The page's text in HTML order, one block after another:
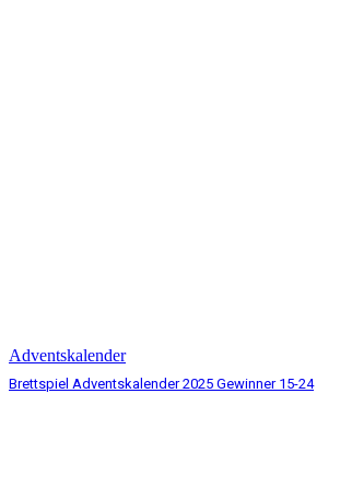
Adventskalender
Brettspiel Adventskalender 2025 Gewinner 15-24